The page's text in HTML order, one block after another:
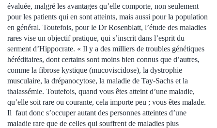
évaluée, malgré les avantages qu’elle comporte, non seulement
pour les patients qui en sont atteints, mais aussi pour la population
en général. Toutefois, pour le Dr Rosenblatt, l’étude des maladies
rares vise un objectif pratique, qui s’inscrit dans l’esprit du
serment d’Hippocrate. « Il y a des milliers de troubles génétiques
héréditaires, dont certains sont moins bien connus que d’autres,
comme la fibrose kystique (mucoviscidose), la dystrophie
musculaire, la drépanocytose, la maladie de Tay-Sachs et la
thalassémie. Toutefois, quand vous êtes atteint d’une maladie,
qu’elle soit rare ou courante, cela importe peu ; vous êtes malade.
Il faut donc s’occuper autant des personnes atteintes d’une
maladie rare que de celles qui souffrent de maladies plus